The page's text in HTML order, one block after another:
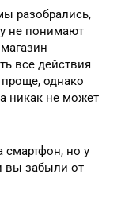
разобрались,
не понимают
все действия
однако
никак не может
смартфон, но у
вы забыли от